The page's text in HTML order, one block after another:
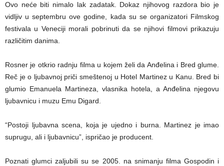
Ovo neće biti nimalo lak zadatak. Dokaz njihovog razdora bio je
vidljiv u septembru ove godine, kada su se organizatori Filmskog
festivala u Veneciji morali pobrinuti da se njihovi filmovi prikazuju
različitim danima.
Rosner je otkrio radnju filma u kojem želi da Anđelina i Bred glume.
Reč je o ljubavnoj priči smeštenoj u Hotel Martinez u Kanu. Bred bi
glumio Emanuela Martineza, vlasnika hotela, a Anđelina njegovu
ljubavnicu i muzu Emu Digard.
“Postoji ljubavna scena, koja je ujedno i burna. Martinez je imao
suprugu, ali i ljubavnicu”, ispričao je producent.
Poznati glumci zaljubili su se 2005. na snimanju filma Gospodin i